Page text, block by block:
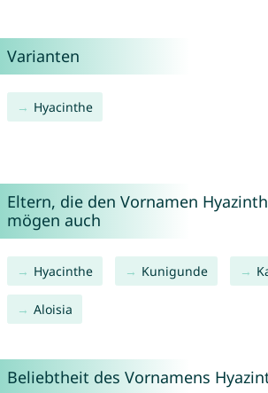
Varianten
Hyacinthe
Eltern, die den Vornamen
mögen auch
Hyacinthe Kunigunde
Aloisia
Beliebtheit des Vornamens